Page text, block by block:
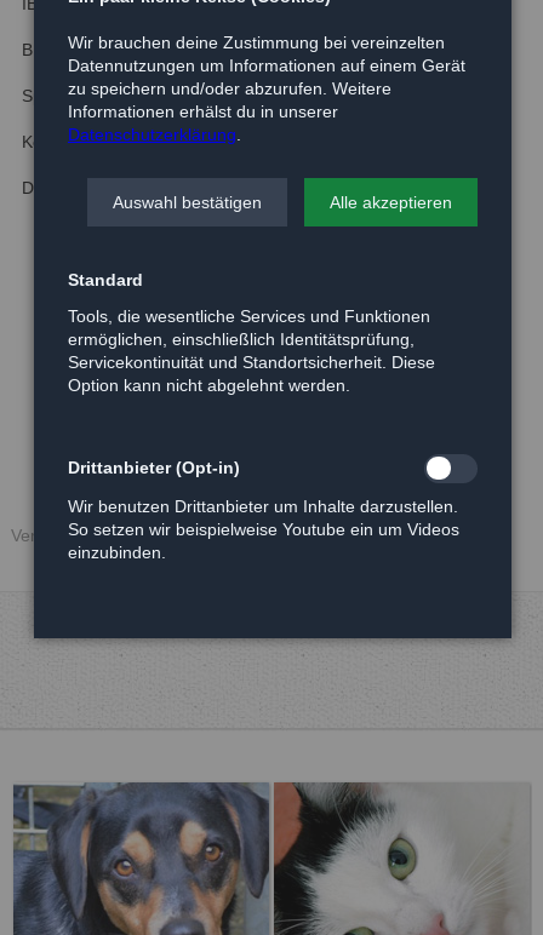
BIC:NOLADE21GFW
Sparkasse Celle Gifhorn Wolfsburg
Kennwort: Katzenkinder
DANKE
Veröffentlicht: 27.06.2021
Wir brauchen deine Zustimmung bei vereinzelten
Datennutzungen um Informationen auf einem Gerät
zu speichern und/oder abzurufen. Weitere
Informationen erhälst du in unserer
Datenschutzerklärung
Auswahl bestätigen Alle akzeptieren
Standard
Tools, die wesentliche Services und Funktionen
ermöglichen, einschließlich Identitätsprüfung,
Servicekontinuität und Standortsicherheit. Diese
Option kann nicht abgelehnt werden.
Drittanbieter (Opt-in)
Wir benutzen Drittanbieter um Inhalte darzustellen.
So setzen wir beispielweise Youtube ein um Videos
einzubinden.